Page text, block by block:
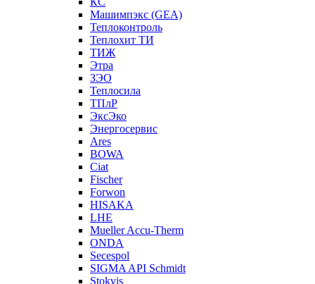
Машимпэкс (GEA)
Теплоконтроль
Теплохит ТИ
ТИЖ
Этра
ЗЭО
Теплосила
ТПлР
ЭксЭко
Энергосервис
Ares
BOWA
Ciat
Fischer
Forwon
HISAKA
LHE
Mueller Accu-Therm
ONDA
Secespol
SIGMA API Schmidt
Stokvis